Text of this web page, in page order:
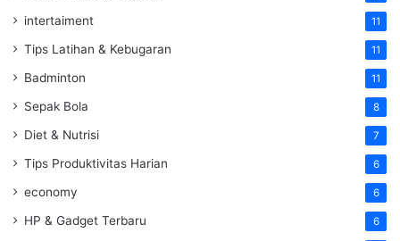
intertaiment 11
Tips Latihan & Kebugaran 11
Badminton 11
Sepak Bola 8
Diet & Nutrisi 7
Tips Produktivitas Harian 6
economy 6
HP & Gadget Terbaru 6